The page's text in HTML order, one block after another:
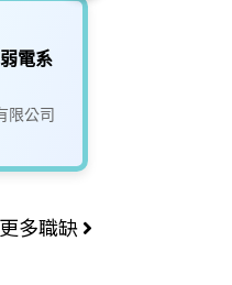
電系
限公司
多職缺